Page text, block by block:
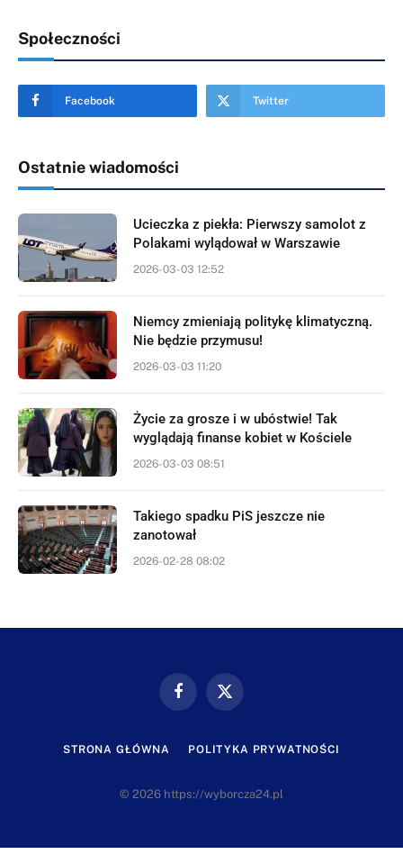
Społeczności
Facebook Twitter
Ostatnie wiadomości
Ucieczka z piekła: Pierwszy samolot z
Polakami wylądował w Warszawie
2026-03-03 12:52
Niemcy zmieniają politykę klimatyczną.
Nie będzie przymusu!
2026-03-03 11:20
Życie za grosze i w ubóstwie! Tak
wyglądają finanse kobiet w Kościele
2026-03-03 08:51
Takiego spadku PiS jeszcze nie
zanotował
2026-02-28 08:02
FacebookX
STRONA GŁÓWNA POLITYKA PRYWATNOŚCI
© 2026 https://wyborcza24.pl